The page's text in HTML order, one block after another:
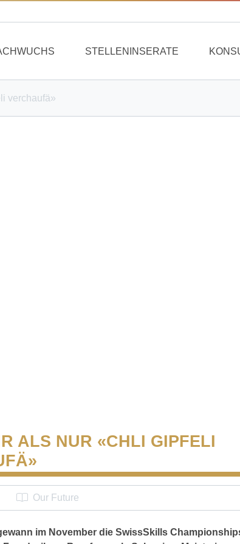
STELLENINSERATE
verchaufä»
ALS NUR «CHLI GIPFELI
Our Future
im November die SwissSkills